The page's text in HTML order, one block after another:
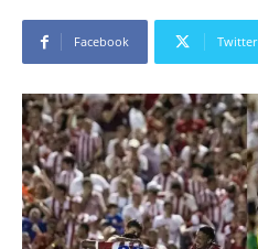
Facebook Twitter